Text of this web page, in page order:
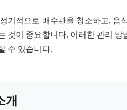
기적으로 배수관을 청소하고, 음
것이 중요합니다. 이러한 관리 방
수 있습니다.
개